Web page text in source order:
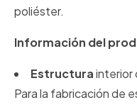
poliéster.
Información del
Estructurainterior
Para la fabricación de